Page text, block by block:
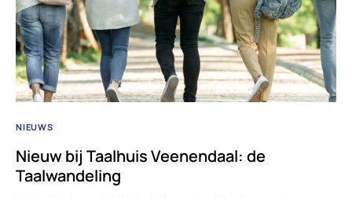
NIEUWS
Nieuw bij Taalhuis Veenendaal: de
Taalwandeling